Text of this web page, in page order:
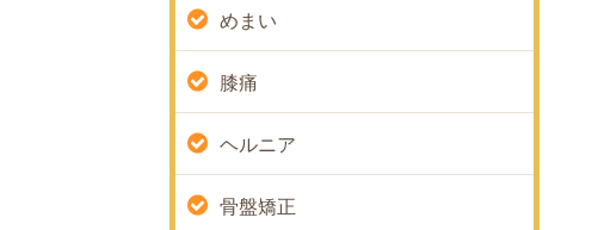
めまい
膝痛
ヘルニア
骨盤矯正